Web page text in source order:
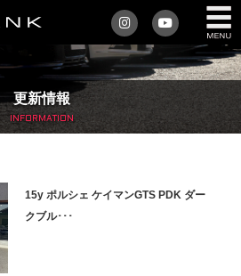
更新情報
INFORMATION
15y ポルシェ ケイマンGTS PDK ダー
クブル･･･